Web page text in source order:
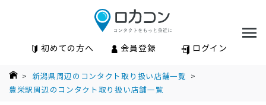
初めての方へ 会員登録 ログイン
> 新潟県周辺のコンタクト取り扱い店舗一覧 >
豊栄駅周辺のコンタクト取り扱い店舗一覧